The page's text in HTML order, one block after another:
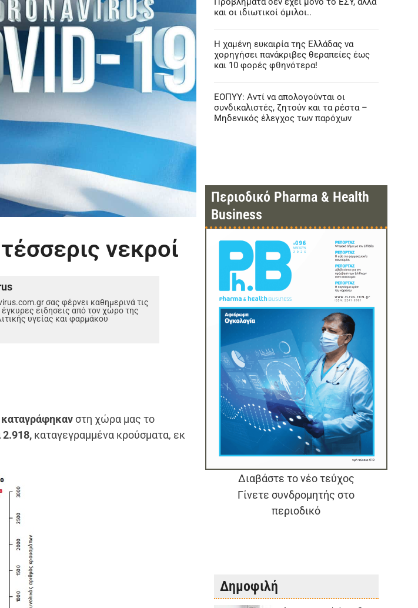
νεκροί
σας φέρνει καθημερινά τις
έγκυρες ειδησεις από τον χώρο της
υγείας και φαρμάκου
καταγράφηκαν στη χώρα μας το
2.918, καταγεγραμμένα κρούσματα, εκ
και οι ιδιωτικοί όμιλοι..
Η χαμένη ευκαιρία της Ελλάδας να
χορηγήσει πανάκριβες θεραπείες έως
και 10 φορές φθηνότερα!
ΕΟΠΥΥ: Αντί να απολογούνται οι
συνδικαλιστές, ζητούν και τα ρέστα –
Μηδενικός έλεγχος των παρόχων
Περιοδικό Pharma & Health
Business
Διαβάστε το νέο τεύχος
Γίνετε συνδρομητής στο
περιοδικό
Δημοφιλή